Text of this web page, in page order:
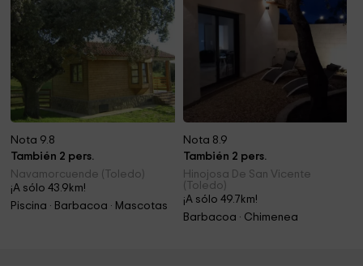
Nota 9.8
También 2 pers.
Navamorcuende (Toledo)
¡A sólo 43.9km!
Piscina · Barbacoa · Mascotas
Nota 8.9
También 2 pers.
Hinojosa De San Vicente
(Toledo)
¡A sólo 49.7km!
Barbacoa · Chimenea